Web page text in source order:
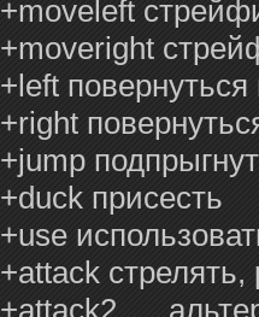
+moveleft
+moveright
+left
+right
+jump
+duck присесть
+use
+attack